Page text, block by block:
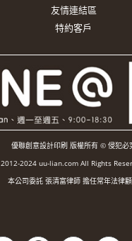
友情連結區
特約客戶
優聯創意設計印刷 版權所有 © 侵犯必
2012-2024 uu-lian.com All Rights
本公司委託 張清富律師 擔任常年法律